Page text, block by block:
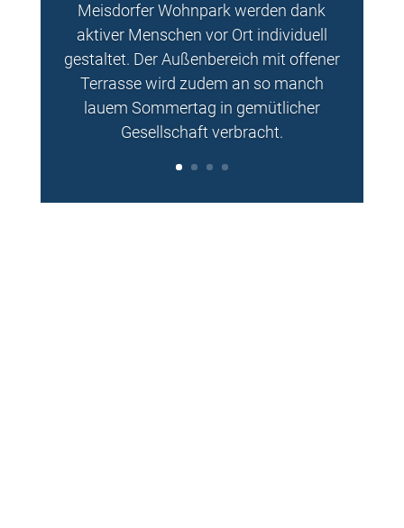
MeisdorferWohnpark werden dank
aktiver Menschen vor Ort individuell
gestaltet. Der Außenbereich mit offener
Terrasse wird zudem an so manch
lauem Sommertag in gemütlicher
Gesellschaft verbracht.